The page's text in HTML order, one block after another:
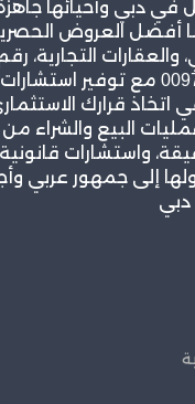
في دبي وأحيائها
أفضل العروض
والعقارات التجارية،
00971569967939 مع توفير
اتخاذ قرارك
البيع والشراء من
واستشارات
إلى جمهور عربي
دبي